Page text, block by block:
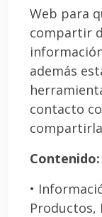
Web para
compartir
además
contacto
Contenido:
•
Productos,